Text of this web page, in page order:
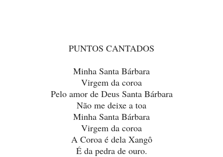
PUNTOS CANTADOS
Minha Santa Bárbara
Virgem da coroa
Pelo amor de Deus Santa Bárbara
Não me deixe a toa
Minha Santa Bárbara
Virgem da coroa
A Coroa é dela Xangô
É da pedra de ouro.